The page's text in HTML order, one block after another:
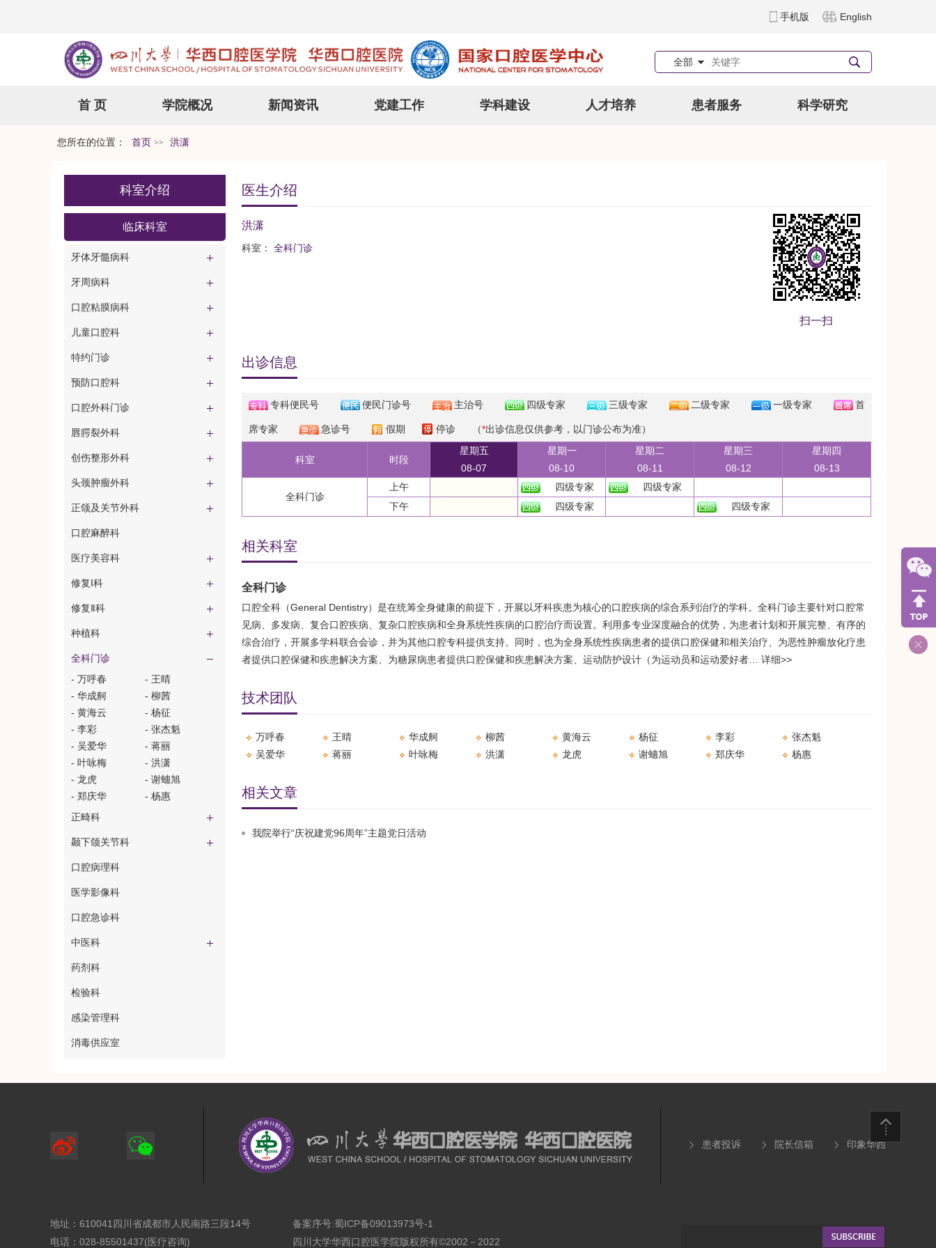
手机版 English
全部
首 页 学院概况 新闻资讯 党建工作 学科建设 人才培养 患者服务 科学研究
您所在的位置： 首页 >> 洪潇
科室介绍
临床科室
牙体牙髓病科
牙周病科
口腔粘膜病科
儿童口腔科
特约门诊
预防口腔科
口腔外科门诊
唇腭裂外科
创伤整形外科
头颈肿瘤外科
正颌及关节外科
口腔麻醉科
医疗美容科
修复I科
修复Ⅱ科
种植科
全科门诊
- 万呼春
- ​王晴
- 华成舸
- 柳茜
- ​黄海云
- 杨征
- 李彩
- ​张杰魁
- 吴爱华
- ​蒋丽
- 叶咏梅
- 洪潇
- ​龙虎
- ​谢蟪旭
- ​郑庆华
- 杨惠
正畸科
颞下颌关节科
口腔病理科
医学影像科
口腔急诊科
中医科
药剂科
检验科
感染管理科
消毒供应室
医生介绍
洪潇
扫一扫
科室：全科门诊
出诊信息
专科便民号 便民门诊号 主治号 四级专家 三级专家 二级专家 一级专家 首
席专家 急诊号 假期 停诊 （*出诊信息仅供参考，以门诊公布为准）
科室 时段
星期五
08-07
星期一
08-10
星期二
08-11
星期三
08-12
星期四
08-13
全科门诊
上午 四级专家
四级专家
下午
四级专家 四级专家
相关科室
全科门诊
口腔全科（General Dentistry）是在统筹全身健康的前提下，开展以牙科疾患为核心的口腔疾病的综合系列治疗的学科。全科门诊主要针对口腔常
见病、多发病、复合口腔疾病、复杂口腔疾病和全身系统性疾病的口腔治疗而设置。利用多专业深度融合的优势，为患者计划和开展完整、有序的
综合治疗，开展多学科联合会诊，并为其他口腔专科提供支持。同时，也为全身系统性疾病患者的提供口腔保健和相关治疗、为恶性肿瘤放化疗患
者提供口腔保健和疾患解决方案、为糖尿病患者提供口腔保健和疾患解决方案、运动防护设计（为运动员和运动爱好者…详细>>
技术团队
万呼春 ​王晴 华成舸 柳茜 ​黄海云 杨征 李彩
​张杰魁
吴爱华
​蒋丽 叶咏梅 洪潇 ​龙虎 ​谢蟪旭 ​郑庆华 杨惠
相关文章
我院举行“庆祝建党96周年”主题党日活动
患者投诉 院长信箱 印象华西
地址：610041四川省成都市人民南路三段14号
电话：028-85501437(医疗咨询)
备案序号:蜀ICP备09013973号-1
四川大学华西口腔医学院版权所有©2002－2022